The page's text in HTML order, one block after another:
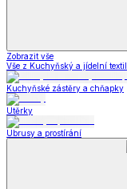
Zobrazit vše
Vše z Kuchyňský a jídelní textil
Kuchyňské zástěry a chňapky
Utěrky
Ubrusy a prostírání